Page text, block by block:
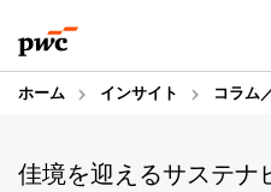
to
content
to
footer
ホーム インサイト コラム
佳境を迎えるサステナ